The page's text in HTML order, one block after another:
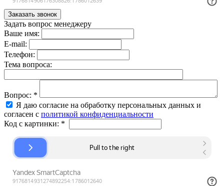
Задать вопрос менеджеру
Ваше имя:
E-mail:
Телефон:
Тема вопроса:
Вопрос: *
Я даю согласие на обработку персональных данных и
согласен с политикой конфиденциальности
Код с картинки: *